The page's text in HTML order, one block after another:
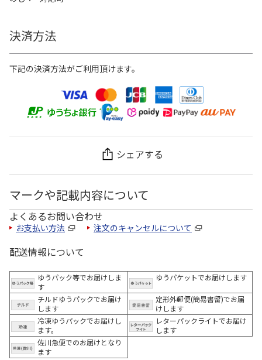
決済方法
下記の決済方法がご利用頂けます。
シェアする
マークや記載内容について
よくあるお問い合わせ
お支払い方法 注文のキャンセルについて
配送情報について
ゆうパック等でお届けしま
す
ゆうパケットでお届けします
チルドゆうパックでお届け
します
定形外郵便(簡易書留)でお届
けします
冷凍ゆうパックでお届けし
ます。
レターパックライトでお届け
します
佐川急便でのお届けとなり
ます